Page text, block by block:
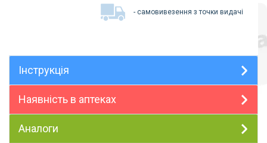
- самовивезення з точки видачі
Інструкція
Наявність в аптеках
Аналоги